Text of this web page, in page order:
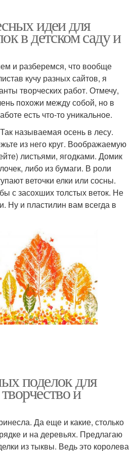
идеи для
в детском саду и
и разберемся, что вообще
кучу разных сайтов, я
творческих работ. Отмечу,
похожи между собой, но в
есть что-то уникальное.
называемая осень в лесу.
из него круг. Воображаемую
листьями, ягодками. Домик
либо из бумаги. В роли
веточки елки или сосны.
с засохших толстых веток. Не
Ну и пластилин вам всегда в
поделок для
и
Да еще и какие, столько
и на деревьях. Предлагаю
из тыквы. Ведь это королева